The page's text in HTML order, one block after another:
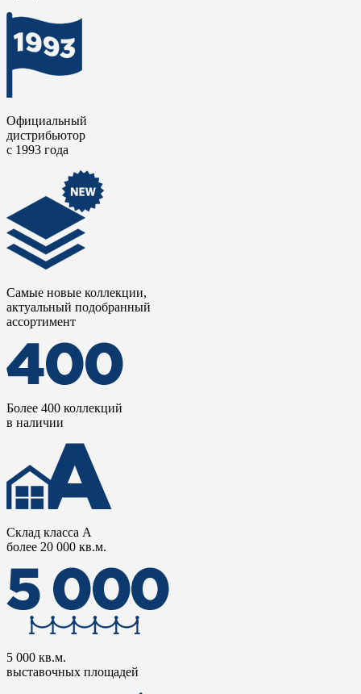
Официальный
дистрибьютор
с 1993 года
Самые новые коллекции,
актуальный подобранный
ассортимент
Более 400 коллекций
в наличии
Склад класса А
более 20 000 кв.м.
5 000 кв.м.
выставочных площадей